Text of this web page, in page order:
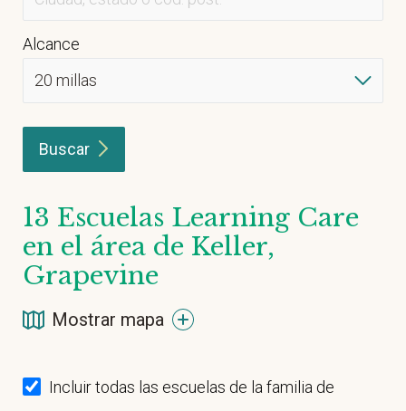
Alcance
Buscar
13 Escuelas Learning Care
en el área de Keller,
Grapevine
Mostrar mapa
Incluir todas las escuelas de la familia de